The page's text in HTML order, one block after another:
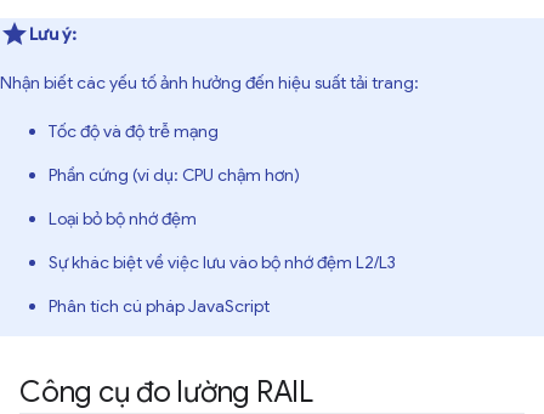
Lưu ý:
Nhận biết các yếu tố ảnh hưởng đến hiệu suất tải trang:
Tốc độ và độ trễ mạng
Phần cứng (ví dụ: CPU chậm hơn)
Loại bỏ bộ nhớ đệm
Sự khác biệt về việc lưu vào bộ nhớ đệm L2/L3
Phân tích cú pháp JavaScript
Công cụ đo lường RAIL